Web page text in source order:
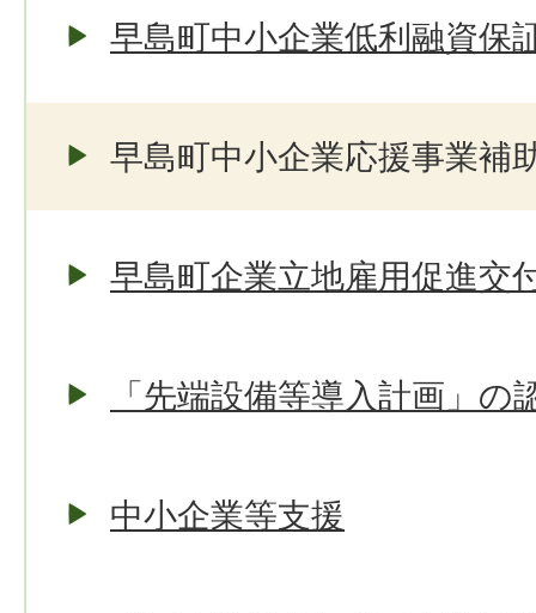
早島町中小企業低利融資保
早島町中小企業応援事業補
早島町企業立地雇用促進交
「先端設備等導入計画」
中小企業等支援